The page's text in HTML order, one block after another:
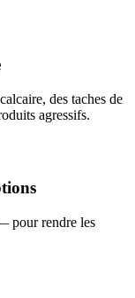
des taches de
agressifs.
pour rendre les